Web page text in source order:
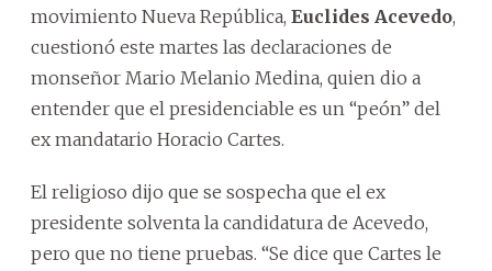
movimiento Nueva República, Euclides Acevedo,
cuestionó este martes las declaraciones de
monseñor Mario Melanio Medina, quien dio a
entender que el presidenciable es un “peón” del
ex mandatario Horacio Cartes.
El religioso dijo que se sospecha que el ex
presidente solventa la candidatura de Acevedo,
pero que no tiene pruebas. “Se dice que Cartes le